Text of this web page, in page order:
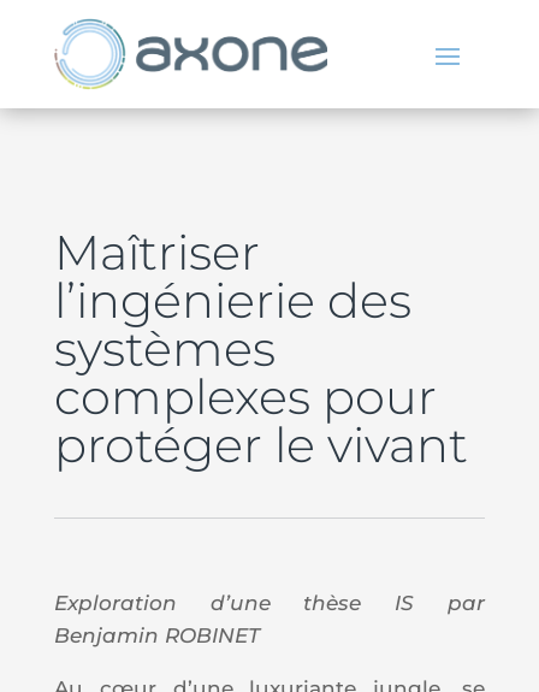
Maîtriser
l’ingénierie des
systèmes
complexes pour
protéger le vivant
Exploration d’une thèse IS par
Benjamin ROBINET